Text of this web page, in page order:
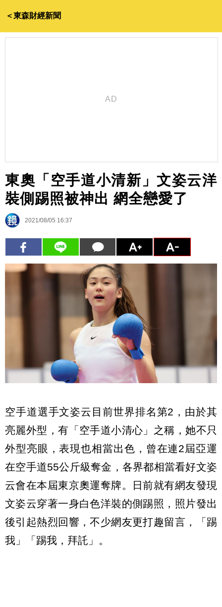
＜東森財經新聞
東奧「空手道小清新」文姿云洋
裝側踢照被神出 網全戀愛了
2021/08/05 16:37
空手道選手文姿云目前世界排名第2，由於其
亮麗外型，有「空手道小清心」之稱，她不只
外型亮眼，表現也相當出色，曾在連2屆亞運
在空手道55公斤級奪金，各界都相當看好文姿
云會在本屆東京奧運奪牌。日前就有網友發現
文姿云穿著一身白色洋裝的側踢照，照片發出
後引起熱烈回響，不少網友更打趣留言，「踢
我」「踢我，拜託」。